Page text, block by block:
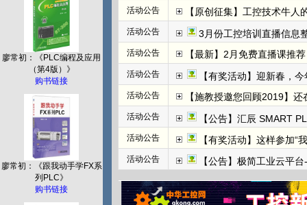
廖常初：《PLC编程及应用
（第4版）》
购书链接
廖常初：《跟我动手学FX系
列PLC》
购书链接
活动公告 【原创征集】工控技术牛
活动公告 3月份工控培训直播信息整
活动公告 【最新】2月免费直播课推
活动公告 【有奖活动】迎新春，
活动公告 【施教授邀您回顾2019】
活动公告 【公告】汇辰 SMART
活动公告 【有奖活动】这样参加“
活动公告 【公告】极简工业云平台-